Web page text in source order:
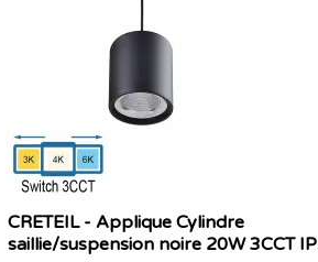
CRETEIL - Applique Cylindre
saillie/suspension noire 20W 3CCT